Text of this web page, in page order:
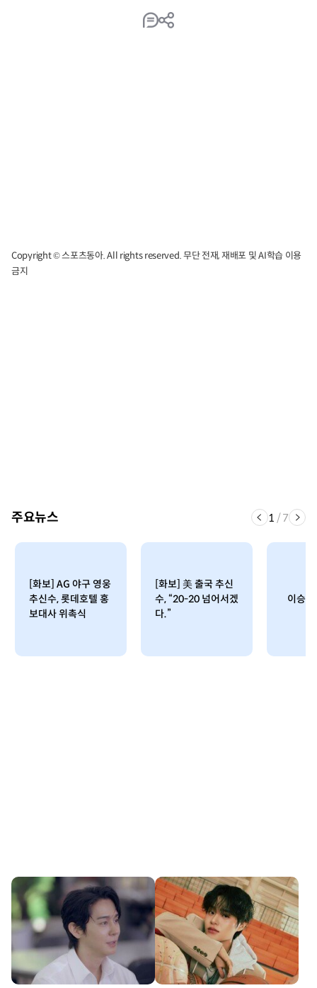
Copyright © 스포츠동아. All rights reserved. 무단 전재, 재배포 및 AI학습 이용
금지
주요뉴스 1 /7
[화보] AG 야구 영웅
추신수, 롯데호텔 홍
보대사 위촉식
[화보] 美 출국 추신
수, “20-20 넘어서겠
다.”
이승